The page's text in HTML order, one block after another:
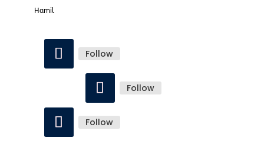
Hamil
Follow
Follow
Follow